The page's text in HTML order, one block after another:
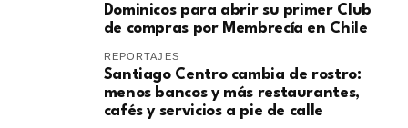
Dominicos para abrir su primer Club
de compras por Membrecía en Chile
REPORTAJES
Santiago Centro cambia de rostro:
menos bancos y más restaurantes,
cafés y servicios a pie de calle